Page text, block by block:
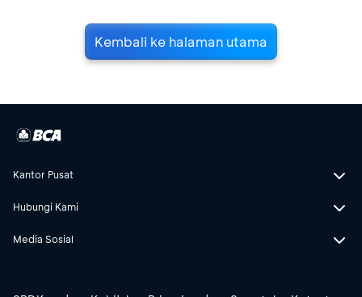
Kembali ke halaman utama
Kantor Pusat
Hubungi Kami
Media Sosial